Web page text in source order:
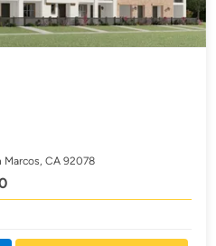
Marcos, CA 92078